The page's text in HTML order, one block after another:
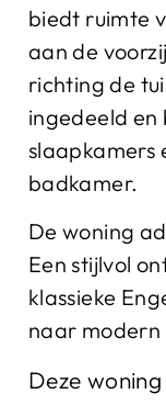
biedt ruimte
aan de
richting de
ingedeeld
slaapkamers
badkamer.
De woning
Een stijlvol
klassieke
naar
Deze